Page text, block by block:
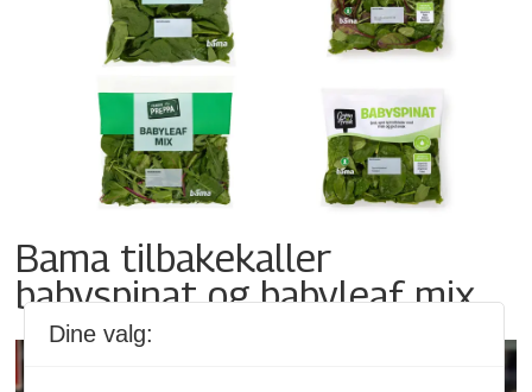
Bama tilbakekaller
babyspinat og babyleaf mix
Dine valg: